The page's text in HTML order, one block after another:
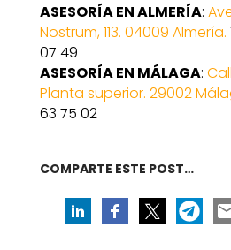
ASESORÍA EN ALMERÍA:
Nostrum, 113. 04009 Almería.
07 49
ASESORÍA EN MÁLAGA:
Planta superior. 29002
63 75 02
COMPARTE ESTE POST…